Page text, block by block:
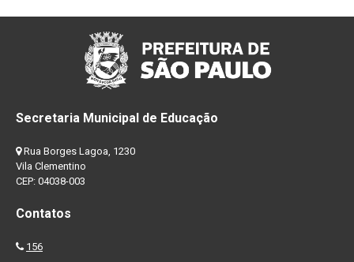
Secretaria Municipal de Educação
Rua Borges Lagoa, 1230
Vila Clementino
CEP: 04038-003
Contatos
156